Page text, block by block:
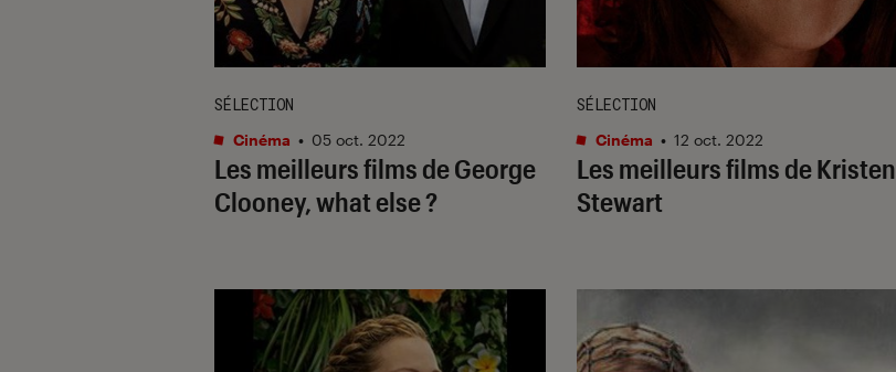
Les meilleurs films de George
Clooney, what else ?
SÉLECTION
Cinéma • 05 oct. 2022
Les meilleurs films de Kristen
Stewart
SÉLECTION
Cinéma • 12 oct. 2022